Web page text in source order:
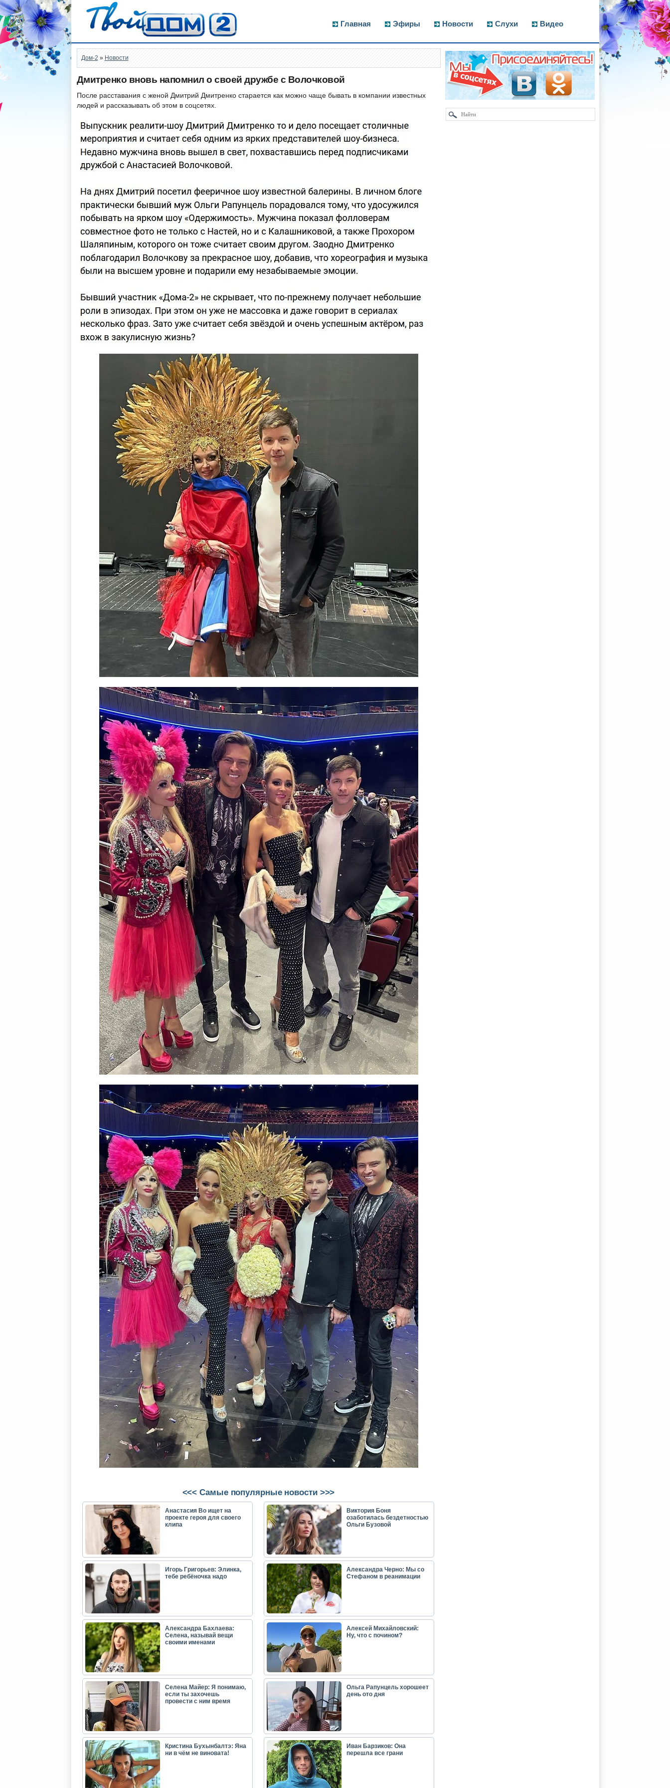
Главная Эфиры Новости Слухи Видео
Дом-2 » Новости
Дмитренко вновь напомнил о своей дружбе с Волочковой
После расставания с женой Дмитрий Дмитренко старается как можно чаще бывать в компании известных
людей и рассказывать об этом в соцсетях.
<<< Самые популярные новости >>>
Анастасия Во ищет на
проекте героя для своего
клипа
Виктория Боня
озаботилась бездетностью
Ольги Бузовой
Игорь Григорьев: Элинка,
тебе ребёночка надо
Александра Черно: Мы со
Стефаном в реанимации
Александра Бахлаева:
Селена, называй вещи
своими именами
Алексей Михайловский:
Ну, что с почином?
Селена Майер: Я понимаю,
если ты захочешь
провести с ним время
Ольга Рапунцель хорошеет
день ото дня
Кристина Бухынбалтэ: Яна
ни в чём не виновата!
Иван Барзиков: Она
перешла все грани